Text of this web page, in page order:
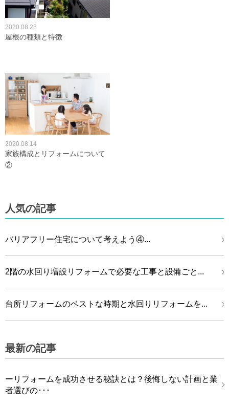
2020.08.28
屋根の種類と特徴
2020.08.14
家族構成とリフォームについて
②
人気の記事
バリアフリー住宅について考えよう④...
2階の水回り増設リフォームで必要な工事と設備ごと...
台所リフォームのベストな時期と水回りリフォームを...
最新の記事
ーリフォームを成功させる秘訣とは？後悔しない計画と業
者選びの･･･